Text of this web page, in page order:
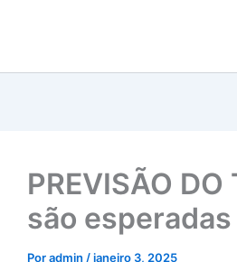
PREVISÃO
são
Poradmin /janeiro 3, 2025